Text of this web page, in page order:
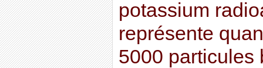
potassium
représente
5000 particules